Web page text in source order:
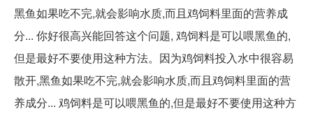
黑鱼如果吃不完,就会影响水质,而且鸡饲料里面的营养成
分... 你好很高兴能回答这个问题, 鸡饲料是可以喂黑鱼的,
但是最好不要使用这种方法。因为鸡饲料投入水中很容易
散开,黑鱼如果吃不完,就会影响水质,而且鸡饲料里面的营
养成分... 鸡饲料是可以喂黑鱼的,但是最好不要使用这种方